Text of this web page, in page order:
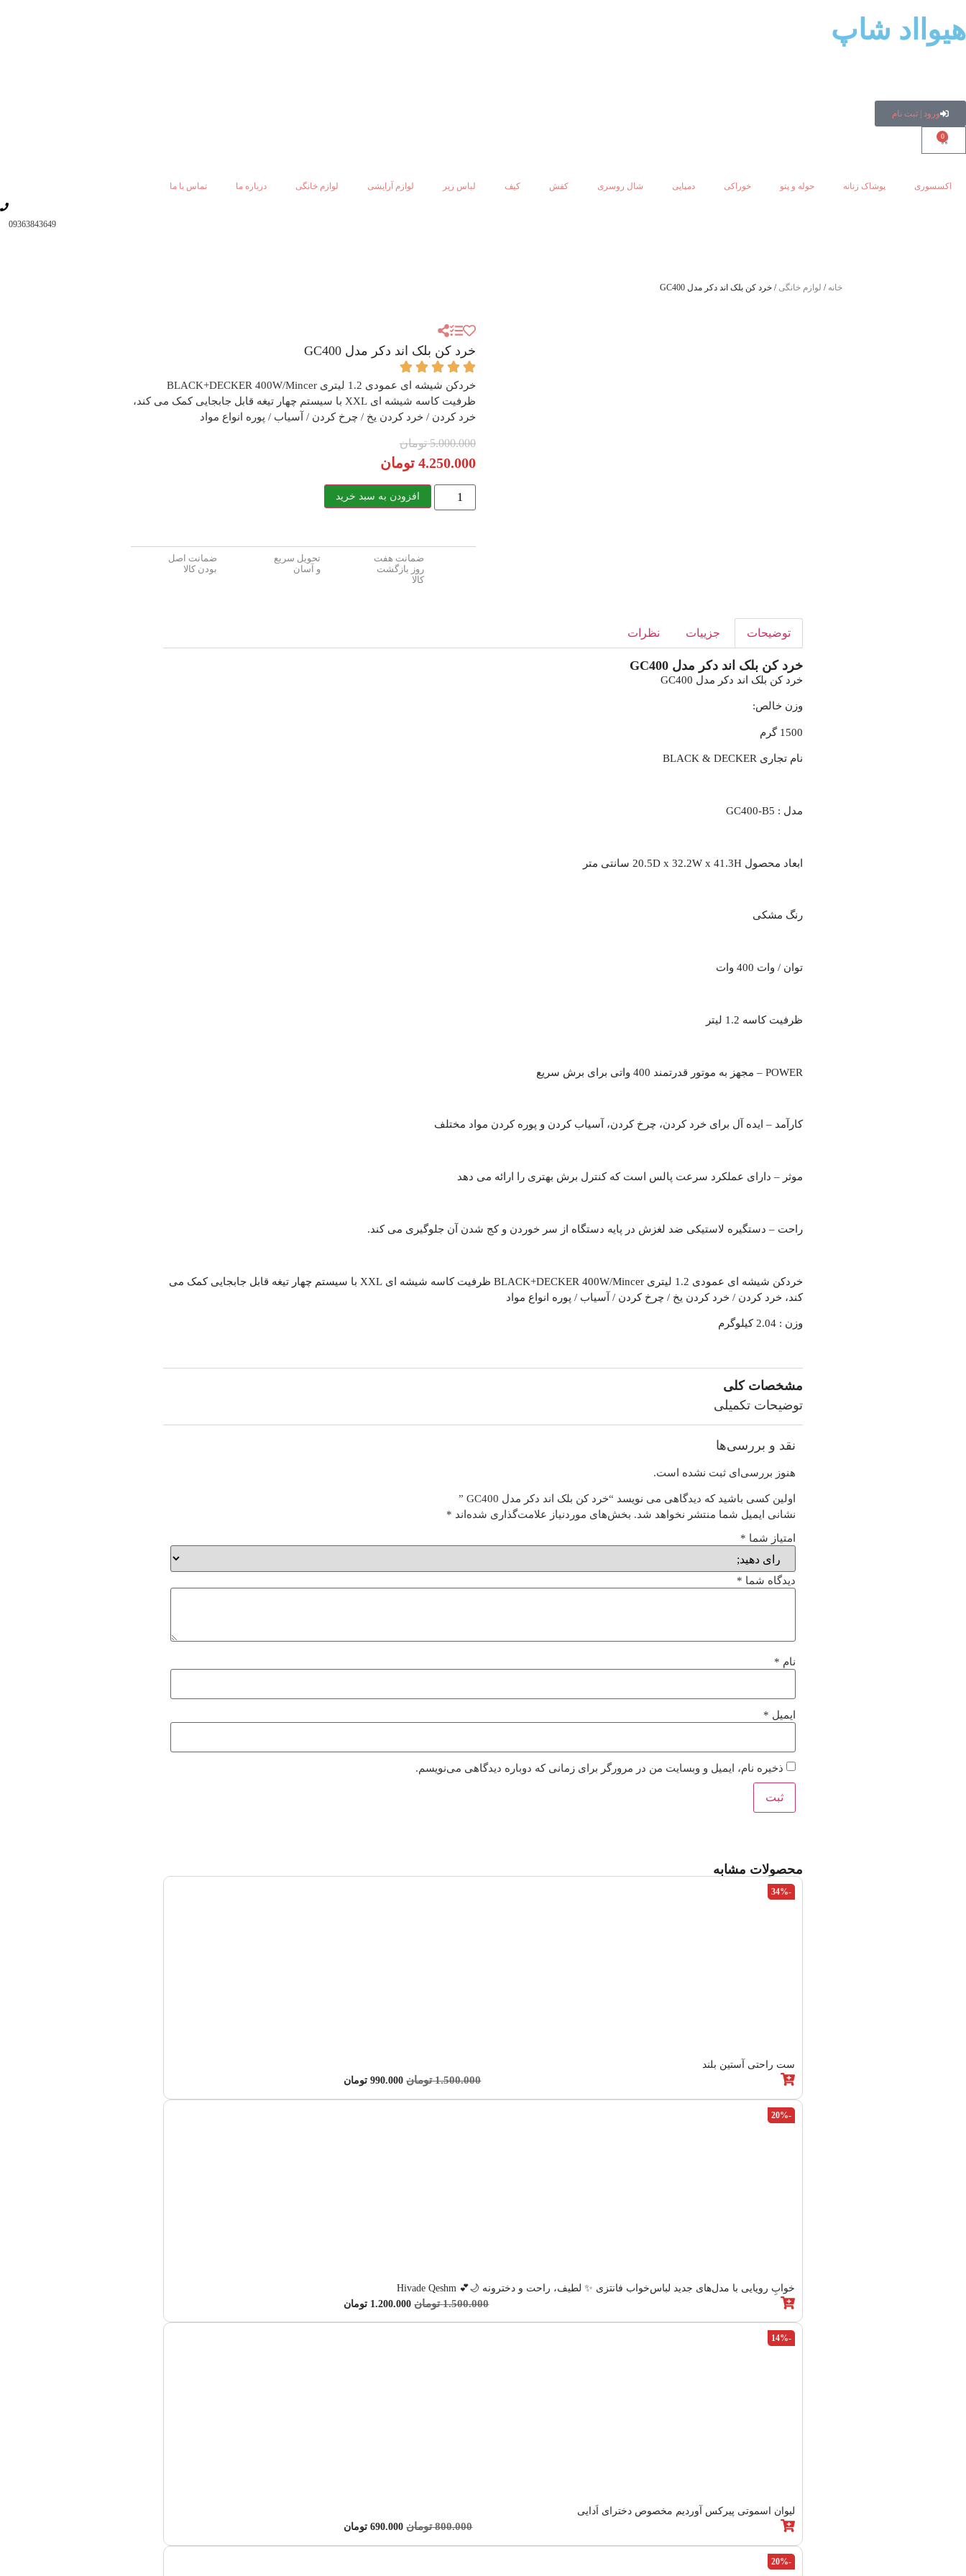
هیوااد شاپ
ورود | ثبت نام
0
اکسسوری پوشاک زنانه حوله و پتو خوراکی دمپایی شال روسری کفش کیف لباس زیر لوازم آرایشی لوازم خانگی درباره ما تماس با ما
09363843649
خانه / لوازم خانگی / خرد کن بلک اند دکر مدل GC400
خرد کن بلک اند دکر مدل GC400
خردکن شیشه ای عمودی 1.2 لیتری BLACK+DECKER 400W/Mincer
ظرفیت کاسه شیشه ای XXL با سیستم چهار تیغه قابل جابجایی کمک می کند،
خرد کردن / خرد کردن یخ / چرخ کردن / آسیاب / پوره انواع مواد
5.000.000 تومان
4.250.000 تومان
افزودن به سبد خرید
ضمانت هفت
روز بازگشت
کالا
تحویل سریع
و آسان
ضمانت اصل
بودن کالا
توضیحات جزییات نظرات
خرد کن بلک اند دکر مدل GC400
خرد کن بلک اند دکر مدل GC400
وزن خالص:
1500 گرم
نام تجاری BLACK & DECKER
مدل : GC400-B5
ابعاد محصول 20.5D x 32.2W x 41.3H سانتی متر
رنگ مشکی
توان / وات 400 وات
ظرفیت کاسه 1.2 لیتر
POWER – مجهز به موتور قدرتمند 400 واتی برای برش سریع
کارآمد – ایده آل برای خرد کردن، چرخ کردن، آسیاب کردن و پوره کردن مواد مختلف
موثر – دارای عملکرد سرعت پالس است که کنترل برش بهتری را ارائه می دهد
راحت – دستگیره لاستیکی ضد لغزش در پایه دستگاه از سر خوردن و کج شدن آن جلوگیری می کند.
خردکن شیشه ای عمودی 1.2 لیتری BLACK+DECKER 400W/Mincer ظرفیت کاسه شیشه ای XXL با سیستم چهار تیغه قابل جابجایی کمک می
کند، خرد کردن / خرد کردن یخ / چرخ کردن / آسیاب / پوره انواع مواد
وزن : 2.04 کیلوگرم
مشخصات کلی
توضیحات تکمیلی
نقد و بررسی‌ها
هنوز بررسی‌ای ثبت نشده است.
اولین کسی باشید که دیدگاهی می نویسد “خرد کن بلک اند دکر مدل GC400 ”
نشانی ایمیل شما منتشر نخواهد شد. بخش‌های موردنیاز علامت‌گذاری شده‌اند *
امتیاز شما *
دیدگاه شما *
نام *
ایمیل *
ذخیره نام، ایمیل و وبسایت من در مرورگر برای زمانی که دوباره دیدگاهی می‌نویسم.
محصولات مشابه
ست راحتی آستین بلند
1.500.000 تومان 990.000 تومان
-34%
خوابِ رویایی با مدل‌های جدید لباس‌خواب فانتزی ✨ لطیف، راحت و دخترونه 🌙💕 Hivade Qeshm
1.500.000 تومان 1.200.000 تومان
-20%
لیوان اسموتی پیرکس آوردیم مخصوص دخترای اَدایی
800.000 تومان 690.000 تومان
-14%
-20%